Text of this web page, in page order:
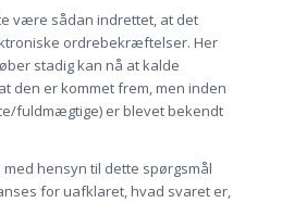
være sådan indrettet, at det
ordrebekræftelser. Her
stadig kan nå at kalde
den er kommet frem, men inden
fuldmægtige) er blevet bekendt
hensyn til dette spørgsmål
for uafklaret, hvad svaret er,